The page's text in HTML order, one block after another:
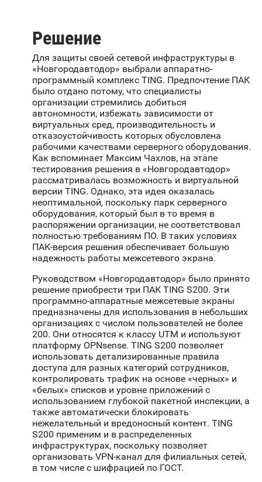
Решение
Для защиты своей сетевой инфраструктуры в
«Новгородавтодор» выбрали аппаратно-
программный комплекс TING. Предпочтение ПАК
было отдано потому, что специалисты
организации стремились добиться
автономности, избежать зависимости от
виртуальных сред, производительность и
отказоустойчивость которых обусловлена
рабочими качествами серверного оборудования.
Как вспоминает Максим Чахлов, на этапе
тестирования решения в «Новгородавтодор»
рассматривалась возможность и виртуальной
версии TING. Однако, эта идея оказалась
неоптимальной, поскольку парк серверного
оборудования, который был в то время в
распоряжении организации, не соответствовал
полностью требованиям ПО. В таких условиях
ПАК-версия решения обеспечивает большую
надежность работы межсетевого экрана.
Руководством «Новгородавтодор» было принято
решение приобрести три ПАК TING S200. Эти
программно-аппаратные межсетевые экраны
предназначены для использования в небольших
организациях с числом пользователей не более
200. Они относятся к классу UTM и используют
платформу OPNsense. TING S200 позволяет
использовать детализированные правила
доступа для разных категорий сотрудников,
контролировать трафик на основе «черных» и
«белых» списков и уровне приложений с
использованием глубокой пакетной инспекции, а
также автоматически блокировать
нежелательный и вредоносный контент. TING
S200 применим и в распределенных
инфраструктурах, поскольку позволяет
организовать VPN-канал для филиальных сетей,
в том числе с шифрацией по ГОСТ.